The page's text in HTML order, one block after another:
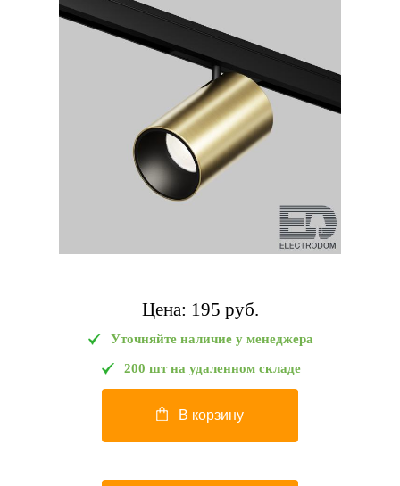
Цена: 195 pуб.
Уточняйте наличие у менеджера
200 шт на удаленном складе
В корзину